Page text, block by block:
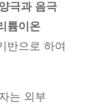
극과 음극
튬이온
반으로 하여
는 외부